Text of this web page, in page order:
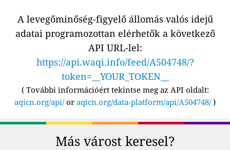
A levegőminőség-figyelő állomás valós idejű
adatai programozottan elérhetők a következő
API URL-lel:
https://api.waqi.info/feed/A504748/?
token=__YOUR_TOKEN__
( További információért tekintse meg az API oldalt:
aqicn.org/api/or aqicn.org/data-platform/api/A504748/)
Más várost keresel?